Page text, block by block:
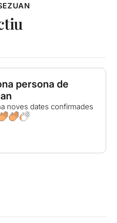
persona de
noves dates confirmades